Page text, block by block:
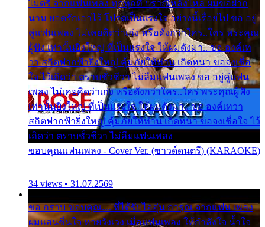
ไมตรี จากแฟนเพลง ทุกทุกที่ ปราณีหลั่งไหล ผมขอฝาก
นาม ยอดรักเอาไว้ โปรดเป็นแรงใจ อย่างนี้เรื่อยไป ขอ อยู่
คู่แฟนเพลง ไม่เคยคิดว่าเก่ง หรือดังกว่าใคร..ใคร พระคุณ
ผู้ฟัง เท่านั้นยิ่งใหญ่ ที่เป็นแรงใจ ให้ผมดังมา.. ขอ องค์เท
วา สถิตฟากฟ้ายิ่งใหญ่ คุ้มภัยให้ท่าน เถิดหนา ขอจงเชื่อ
ใจ ไว้เถิดว่า ตราบชั่วชีวา ไม่ลืมแฟนเพลง ขอ อยู่คู่แฟน
เพลง ไม่เคยคิดว่าเก่ง หรือดังกว่าใคร..ใคร พระคุณผู้ฟัง
เท่านั้นยิ่งใหญ่ ที่เป็นแรงใจ ให้ผมดังมา.. ขอ องค์เทวา
สถิตฟากฟ้ายิ่งใหญ่ คุ้มภัยให้ท่าน เถิดหนา ขอจงเชื่อใจ ไว้
เถิดว่า ตราบชั่วชีวา ไม่ลืมแฟนเพลง
ขอบคุณแฟนเพลง - Cover Ver. (ซาวด์ดนตรี) (KARAOKE)
34 views • 31.07.2569
ขอ กราบ ขอบคุณ.... ที่ได้รับไออุ่น การุณ จากแฟน เพลง
ผมแสนชื่นใจ หายวังเวง เมื่อแฟนเพลง ให้กำลังใจ น้ำใจ